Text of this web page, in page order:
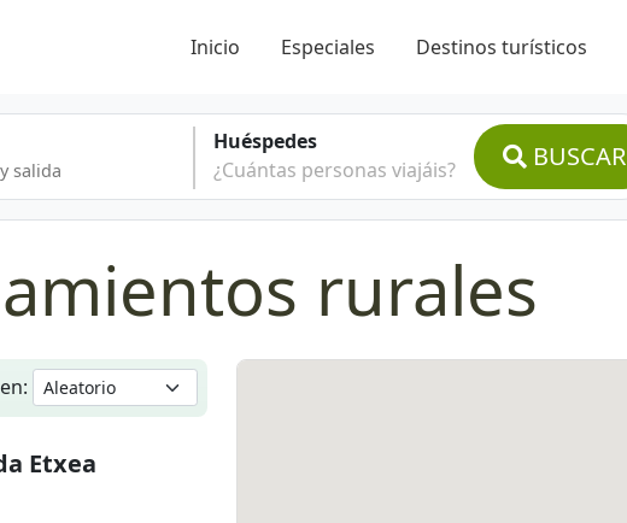
Inicio Especiales Destinos turísticos
Huéspedes
¿Cuántas personas viajáis?
BUSCAR
rurales
Etxea